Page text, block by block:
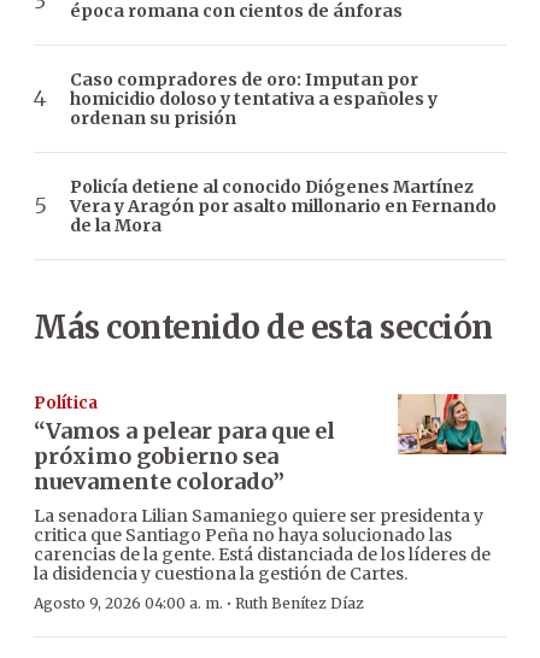
época romana con cientos de ánforas
Caso compradores de oro: Imputan por
homicidio doloso y tentativa a españoles y
ordenan su prisión
Policía detiene al conocido Diógenes Martínez
Vera y Aragón por asalto millonario en Fernando
de la Mora
Más contenido de esta sección
Política
“Vamos a pelear para que el
próximo gobierno sea
nuevamente colorado”
La senadora Lilian Samaniego quiere ser presidenta y
critica que Santiago Peña no haya solucionado las
carencias de la gente. Está distanciada de los líderes de
la disidencia y cuestiona la gestión de Cartes.
Agosto 9, 2026 04:00 a. m. · Ruth Benítez Díaz